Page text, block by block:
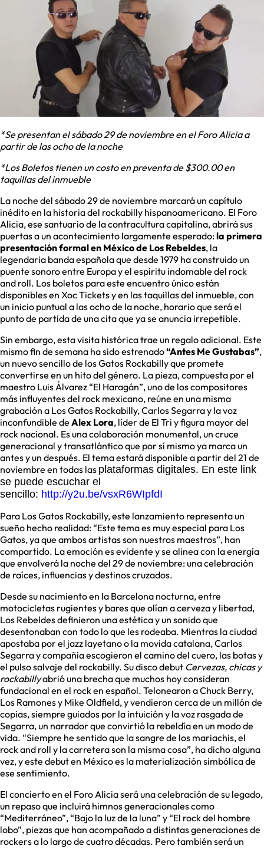
*Se presentan el sábado 29 de noviembre en el Foro Alicia a
partir de las ocho de la noche
*Los Boletos tienen un costo en preventa de $300.00 en
taquillas del inmueble
La noche del sábado 29 de noviembre marcará un capítulo
inédito en la historia del rockabilly hispanoamericano. El Foro
Alicia, ese santuario de la contracultura capitalina, abrirá sus
puertas a un acontecimiento largamente esperado:la primera
presentación formal en México de Los Rebeldes, la
legendaria banda española que desde 1979 ha construido un
puente sonoro entre Europa y el espíritu indomable del rock
and roll. Los boletos para este encuentro único están
disponibles en Xoc Tickets y en las taquillas del inmueble, con
un inicio puntual a las ocho de la noche, horario que será el
punto de partida de una cita que ya se anuncia irrepetible.
Sin embargo, esta visita histórica trae un regalo adicional. Este
mismo fin de semana ha sido estrenado“Antes Me Gustabas”,
un nuevo sencillo de los Gatos Rockabilly que promete
convertirse en un hito del género. La pieza, compuesta por el
maestro Luis Álvarez “El Haragán”, uno de los compositores
más influyentes del rock mexicano, reúne en una misma
grabación a Los Gatos Rockabilly, Carlos Segarra y la voz
inconfundible de Alex Lora, líder de El Tri y figura mayor del
rock nacional. Es una colaboración monumental, un cruce
generacional y transatlántico que por sí mismo ya marca un
antes y un después. El tema estará disponible a partir del 21 de
noviembre en todas las plataformas digitales. En este link
se puede escuchar el
sencillo: http://y2u.be/vsxR6WIpfdI
Para Los Gatos Rockabilly, este lanzamiento representa un
sueño hecho realidad: “Este tema es muy especial para Los
Gatos, ya que ambos artistas son nuestros maestros”, han
compartido. La emoción es evidente y se alinea con la energía
que envolverá la noche del 29 de noviembre: una celebración
de raíces, influencias y destinos cruzados.
Desde su nacimiento en la Barcelona nocturna, entre
motocicletas rugientes y bares que olían a cerveza y libertad,
Los Rebeldes definieron una estética y un sonido que
desentonaban con todo lo que les rodeaba. Mientras la ciudad
apostaba por el jazz layetano o la movida catalana, Carlos
Segarra y compañía escogieron el camino del cuero, las botas y
el pulso salvaje del rockabilly. Su disco debut Cervezas, chicas y
rockabillyabrió una brecha que muchos hoy consideran
fundacional en el rock en español. Telonearon a Chuck Berry,
Los Ramones y Mike Oldfield, y vendieron cerca de un millón de
copias, siempre guiados por la intuición y la voz rasgada de
Segarra, un narrador que convirtió la rebeldía en un modo de
vida. “Siempre he sentido que la sangre de los mariachis, el
rock and roll y la carretera son la misma cosa”, ha dicho alguna
vez, y este debut en México es la materialización simbólica de
ese sentimiento.
El concierto en el Foro Alicia será una celebración de su legado,
un repaso que incluirá himnos generacionales como
“Mediterráneo”, “Bajo la luz de la luna” y “El rock del hombre
lobo”, piezas que han acompañado a distintas generaciones de
rockers a lo largo de cuatro décadas. Pero también será un